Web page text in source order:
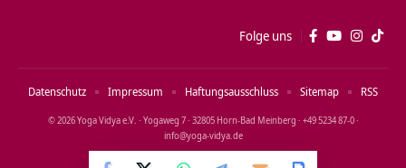
Folge uns
© 2026 Yoga Vidya e.V. · Yogaweg 7 · 32805 Horn‑Bad Meinberg · +49 5234 87‑0 ·
info@yoga‑vidya.de
Datenschutz Impressum Haftungsausschluss Sitemap RSS